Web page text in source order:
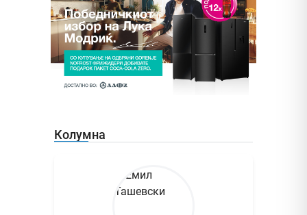
Колумна